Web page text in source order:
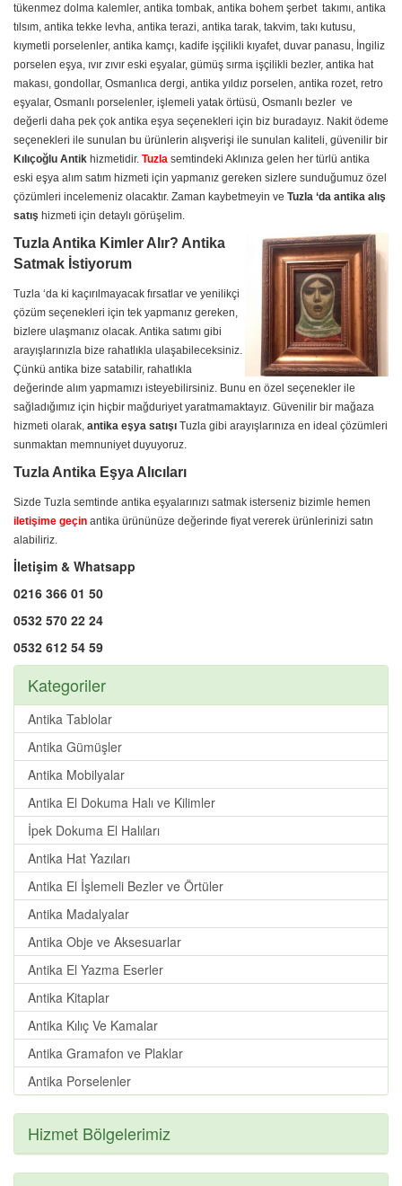
tükenmez dolma kalemler, antika tombak, antika bohem şerbet takımı, antika
tılsım, antika tekke levha, antika terazi, antika tarak, takvim, takı kutusu,
kıymetli porselenler, antika kamçı, kadife işçilikli kıyafet, duvar panasu, İngiliz
porselen eşya, ıvır zıvır eski eşyalar, gümüş sırma işçilikli bezler, antika hat
makası, gondollar, Osmanlıca dergi, antika yıldız porselen, antika rozet, retro
eşyalar, Osmanlı porselenler, işlemeli yatak örtüsü, Osmanlı bezler ve
değerli daha pek çok antika eşya seçenekleri için biz buradayız. Nakit ödeme
seçenekleri ile sunulan bu ürünlerin alışverişi ile sunulan kaliteli, güvenilir bir
Kılıçoğlu Antik hizmetidir. Tuzla semtindeki Aklınıza gelen her türlü antika
eski eşya alım satım hizmeti için yapmanız gereken sizlere sunduğumuz özel
çözümleri incelemeniz olacaktır. Zaman kaybetmeyin ve Tuzla ‘da antika alış
satış hizmeti için detaylı görüşelim.
Tuzla Antika Kimler Alır? Antika
Satmak İstiyorum
Tuzla ‘da ki kaçırılmayacak fırsatlar ve yenilikçi
çözüm seçenekleri için tek yapmanız gereken,
bizlere ulaşmanız olacak. Antika satımı gibi
arayışlarınızla bize rahatlıkla ulaşabileceksiniz.
Çünkü antika bize satabilir, rahatlıkla
değerinde alım yapmamızı isteyebilirsiniz. Bunu en özel seçenekler ile
sağladığımız için hiçbir mağduriyet yaratmamaktayız. Güvenilir bir mağaza
hizmeti olarak, antika eşya satışı Tuzla gibi arayışlarınıza en ideal çözümleri
sunmaktan memnuniyet duyuyoruz.
Tuzla Antika Eşya Alıcıları
Sizde Tuzla semtinde antika eşyalarınızı satmak isterseniz bizimle hemen
iletişime geçin antika ürününüze değerinde fiyat vererek ürünlerinizi satın
alabiliriz.
İletişim & Whatsapp
0216 366 01 50
0532 570 22 24
0532 612 54 59
Kategoriler
Antika Tablolar
Antika Gümüşler
Antika Mobilyalar
Antika El Dokuma Halı ve Kilimler
İpek Dokuma El Halıları
Antika Hat Yazıları
Antika El İşlemeli Bezler ve Örtüler
Antika Madalyalar
Antika Obje ve Aksesuarlar
Antika El Yazma Eserler
Antika Kitaplar
Antika Kılıç Ve Kamalar
Antika Gramafon ve Plaklar
Antika Porselenler
Hizmet Bölgelerimiz